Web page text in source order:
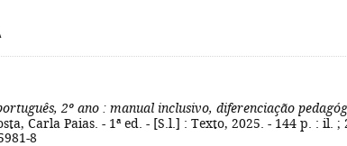
2º ano : manual inclusivo, diferenciação
Carla Paias. - 1ª ed. - [S.l.] : Texto, 2025. - 144 p. : il. ;
8